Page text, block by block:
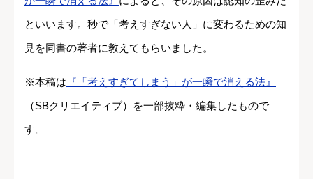
といいます。秒で「考えすぎない人」に変わるための知
見を同書の著者に教えてもらいました。
※本稿は 『「考えすぎてしまう」が一瞬で消える法』
（SBクリエイティブ）を一部抜粋・編集したもので
す。